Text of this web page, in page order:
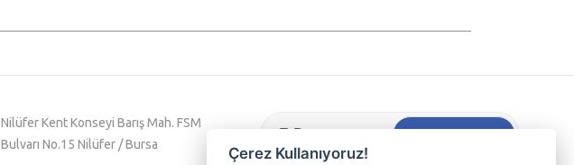
Nilüfer Kent Konseyi Barış Mah. FSM
Bulvarı No.15 Nilüfer / Bursa
Hemen Kaydol
Çerez Kullanıyoruz!